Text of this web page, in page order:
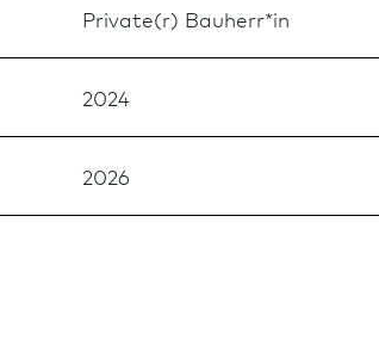
Private(r) Bauherr*in
2024
2026